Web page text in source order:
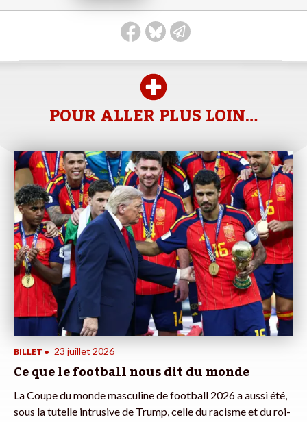
POUR ALLER PLUS LOIN…
BILLET • 23 juillet 2026
Ce que le football nous dit du monde
La Coupe du monde masculine de football 2026 a aussi été,
sous la tutelle intrusive de Trump, celle du racisme et du roi-